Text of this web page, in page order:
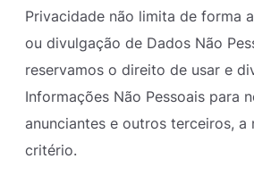
Privacidade não limita de forma
ou divulgação de Dados Não
reservamos o direito de usar e
Informações Não Pessoais para
anunciantes e outros terceiros, a
critério.